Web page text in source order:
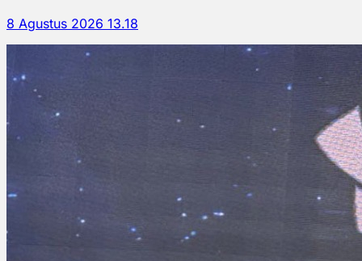
8 Agustus 2026 13.18